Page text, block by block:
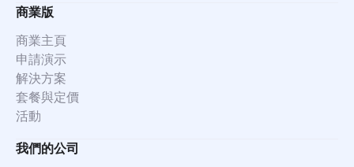
商業版
商業主頁
申請演示
解決方案
套餐與定價
活動
我們的公司